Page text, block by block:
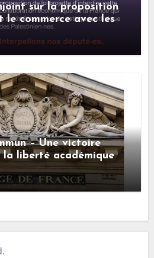
sur la proposition
le commerce avec les
illégales
– Une victoire
liberté académique